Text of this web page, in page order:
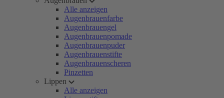
Alle anzeigen
Augenbrauenfarbe
Augenbrauengel
Augenbrauenpomade
Augenbrauenpuder
Augenbrauenstifte
Augenbrauenscheren
Pinzetten
Lippen
Alle anzeigen